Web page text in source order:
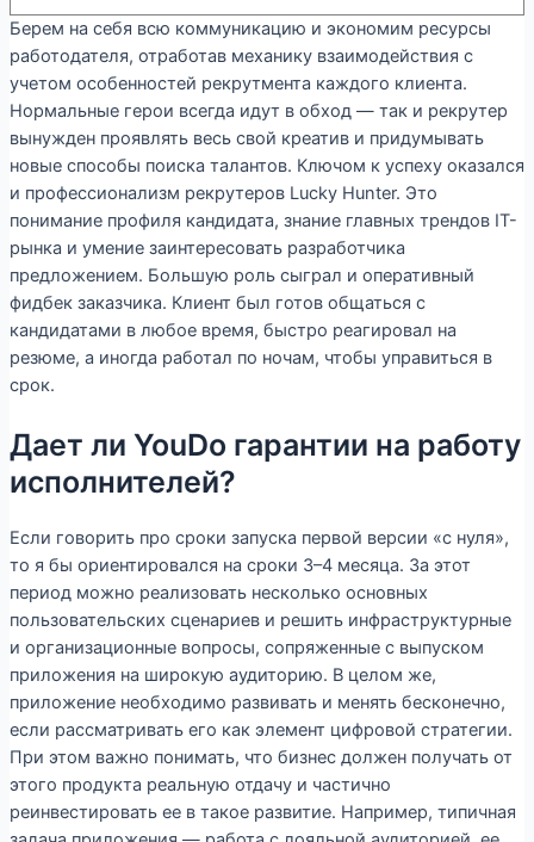
Берем на себя всю коммуникацию и экономим ресурсы
работодателя, отработав механику взаимодействия с
учетом особенностей рекрутмента каждого клиента.
Нормальные герои всегда идут в обход — так и рекрутер
вынужден проявлять весь свой креатив и придумывать
новые способы поиска талантов. Ключом к успеху оказался
и профессионализм рекрутеров Lucky Hunter. Это
понимание профиля кандидата, знание главных трендов IT-
рынка и умение заинтересовать разработчика
предложением. Большую роль сыграл и оперативный
фидбек заказчика. Клиент был готов общаться с
кандидатами в любое время, быстро реагировал на
резюме, а иногда работал по ночам, чтобы управиться в
срок.
Дает ли YouDo гарантии на работу
исполнителей?
Если говорить про сроки запуска первой версии «с нуля»,
то я бы ориентировался на сроки 3–4 месяца. За этот
период можно реализовать несколько основных
пользовательских сценариев и решить инфраструктурные
и организационные вопросы, сопряженные с выпуском
приложения на широкую аудиторию. В целом же,
приложение необходимо развивать и менять бесконечно,
если рассматривать его как элемент цифровой стратегии.
При этом важно понимать, что бизнес должен получать от
этого продукта реальную отдачу и частично
реинвестировать ее в такое развитие. Например, типичная